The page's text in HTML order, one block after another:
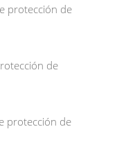
protección de
de
protección de